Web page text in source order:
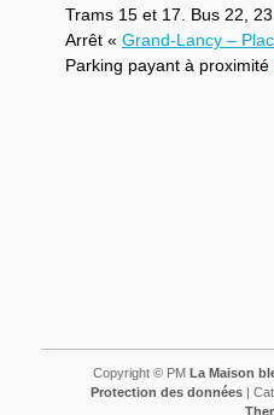
Trams 15 et 17. Bus 22, 23
Arrêt « Grand-Lancy –
Parking payant à proximité
Copyright © PM La Maison
Protection des données |